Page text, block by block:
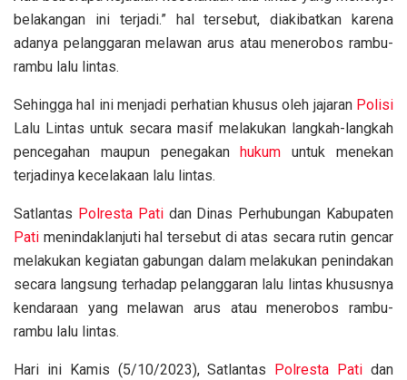
belakangan ini terjadi.” hal tersebut, diakibatkan karena
adanya pelanggaran melawan arus atau menerobos rambu-
rambu lalu lintas.
Sehingga hal ini menjadi perhatian khusus oleh jajaran Polisi
Lalu Lintas untuk secara masif melakukan langkah-langkah
pencegahan maupun penegakan hukum untuk menekan
terjadinya kecelakaan lalu lintas.
Satlantas Polresta Patidan Dinas Perhubungan Kabupaten
Pati menindaklanjuti hal tersebut di atas secara rutin gencar
melakukan kegiatan gabungan dalam melakukan penindakan
secara langsung terhadap pelanggaran lalu lintas khususnya
kendaraan yang melawan arus atau menerobos rambu-
rambu lalu lintas.
Hari ini Kamis (5/10/2023), Satlantas Polresta Pati dan